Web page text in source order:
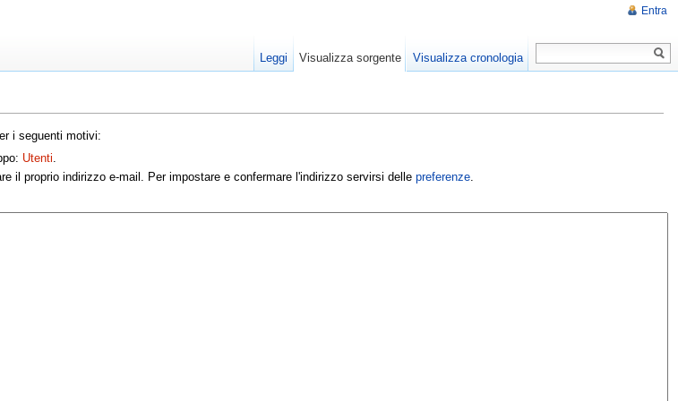
i seguenti motivi:
Utenti.
il proprio indirizzo e-mail. Per impostare e confermare l'indirizzo servirsi dellepreferenze
Entra
Leggi Visualizza sorgente Visualizza cronologia